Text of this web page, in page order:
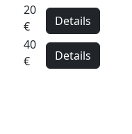
20
€
Details
40
€
Details